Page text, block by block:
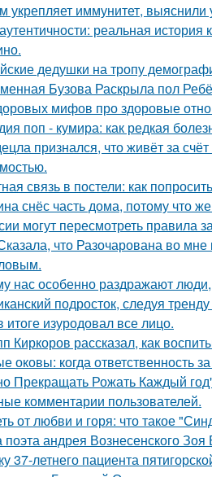
укрепляет иммунитет, выяснили
реальная
дедушки на тропу
Бузова Раскрыла пол
мифов про здоровые
поп - кумира: как редкая
признался, что живёт за
связь в постели: как
снёс часть дома, потому что
могут пересмотреть правила
что Разочарована во
нас особенно раздражают
подросток, следуя
итоге изуродовал все лицо.
Киркоров рассказал, как
оковы: когда ответственность
Прекращать Рожать Каждый
комментарии пользователей.
от любви и горя: что такое
андрея Вознесенского Зоя
37-летнего пациента